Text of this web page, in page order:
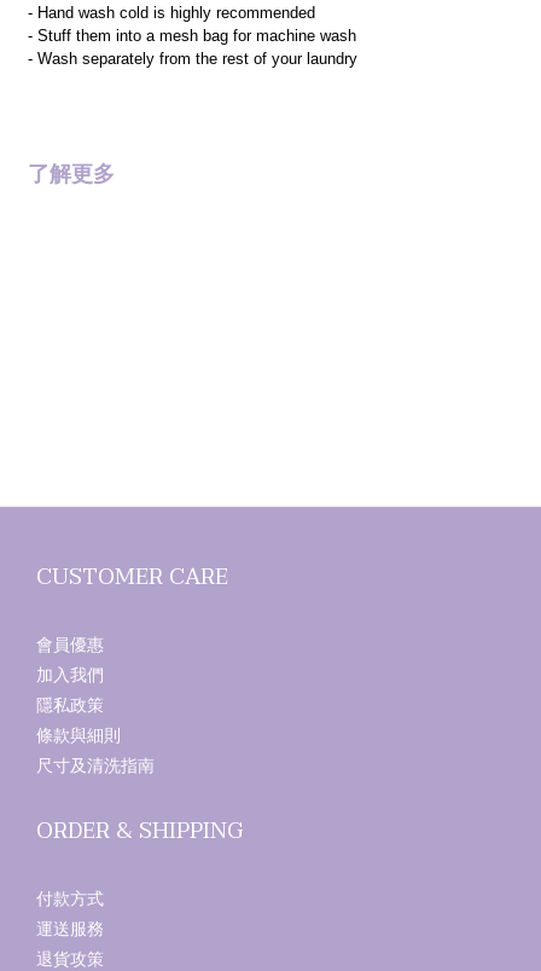
- Hand wash cold is highly recommended
- Stuff them into a mesh bag for machine wash
- Wash separately from the rest of your laundry
了解更多
CUSTOMER CARE
會員優惠
加入我們
隱私政策
條款與細則
尺寸及清洗指南
ORDER & SHIPPING
付款方式
運送服務
退貨攻策